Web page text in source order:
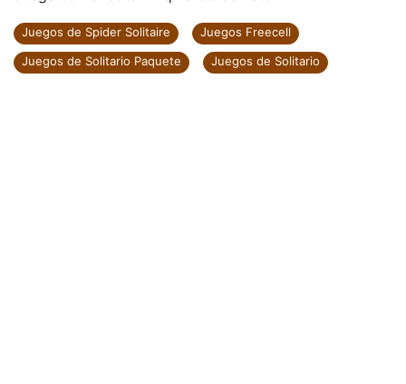
Juegos de Spider Solitaire
Juegos Freecell
Juegos de Solitario Paquete
Juegos de Solitario